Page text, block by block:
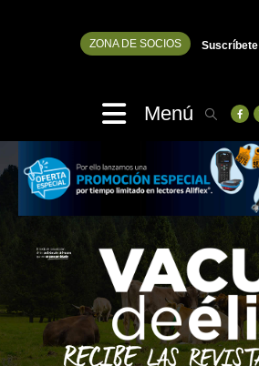
ZONA DE SOCIOS Suscríbete
Menú